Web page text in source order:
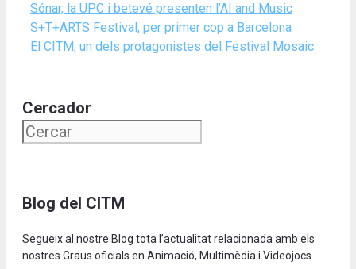
Sónar, la UPC i betevé presenten l’AI and Music
S+T+ARTS Festival, per primer cop a Barcelona
El CITM, un dels protagonistes del Festival Mosaic
Cercador
Blog del CITM
Segueix al nostre Blog tota l’actualitat relacionada amb els
nostres Graus oficials en Animació, Multimèdia i Videojocs.